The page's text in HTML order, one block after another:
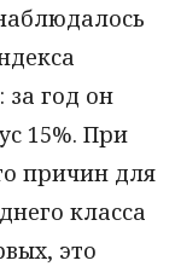
за год он
15%. При
причин для
класса
это